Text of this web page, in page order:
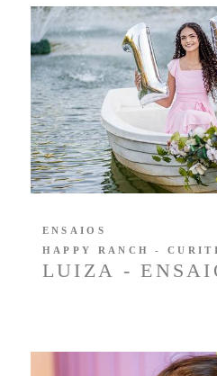
LUIZA -
ENSAIOS
HAPPY RANCH -